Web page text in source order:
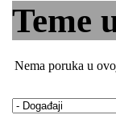
Teme
Nema poruka u